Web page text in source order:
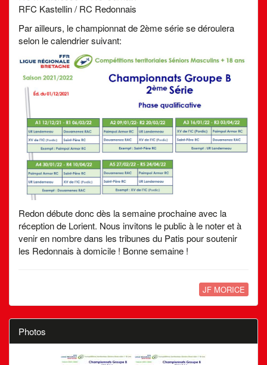
RFC Kastellin / RC Redonnais
Par ailleurs, le championnat de 2ème série se déroulera
selon le calendrier suivant:
Redon débute donc dès la semaine prochaine avec la
réception de Lorient. Nous invitons le public à le noter et à
venir en nombre dans les tribunes du Patis pour soutenir
les Redonnais à domicile ! Bonne semaine !
JF MORICE
Photos